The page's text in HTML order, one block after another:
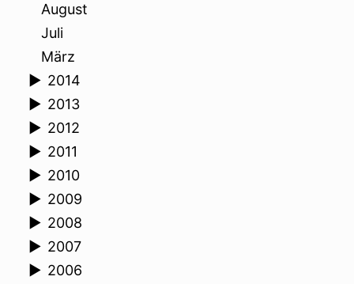
August
Juli
März
► 2014
► 2013
► 2012
► 2011
► 2010
► 2009
► 2008
► 2007
► 2006